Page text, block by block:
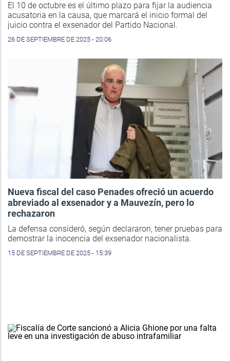
El 10 de octubre es el último plazo para fijar la audiencia
acusatoria en la causa, que marcará el inicio formal del
juicio contra el exsenador del Partido Nacional.
26 DE SEPTIEMBRE DE 2025 - 20:06
Nueva fiscal del caso Penades ofreció un acuerdo
abreviado al exsenador y a Mauvezín, pero lo
rechazaron
La defensa consideró, según declararon, tener pruebas para
demostrar la inocencia del exsenador nacionalista.
15 DE SEPTIEMBRE DE 2025 - 15:39